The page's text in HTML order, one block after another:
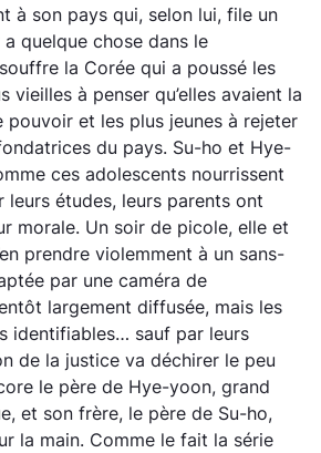
à son pays qui, selon lui, file un
quelque chose dans le
la Corée qui a poussé les
vieilles à penser qu’elles avaient la
pouvoir et les plus jeunes à rejeter
du pays. Su-ho et Hye-
ces adolescents nourrissent
leurs études, leurs parents ont
morale. Un soir de picole, elle et
prendre violemment à un sans-
par une caméra de
largement diffusée, mais les
identifiables… sauf par leurs
de la justice va déchirer le peu
le père de Hye-yoon, grand
et son frère, le père de Su-ho,
la main. Comme le fait la série